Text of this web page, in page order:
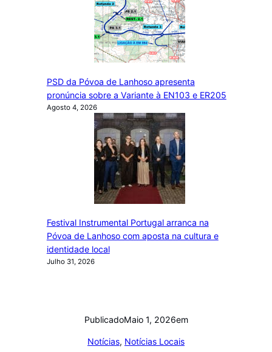
PSD da Póvoa de Lanhoso apresenta
pronúncia sobre a Variante à EN103 e ER205
Agosto 4, 2026
Festival Instrumental Portugal arranca na
Póvoa de Lanhoso com aposta na cultura e
identidade local
Julho 31, 2026
PublicadoMaio 1, 2026em
Notícias, Notícias Locais